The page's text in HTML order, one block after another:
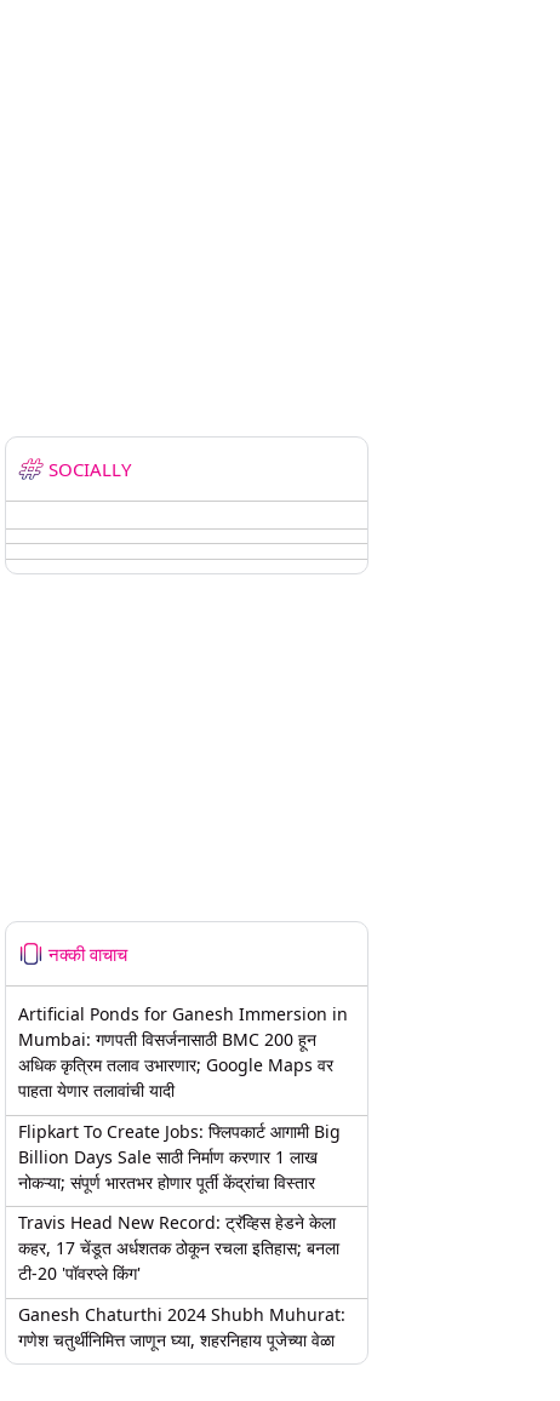
SOCIALLY
नक्की वाचाच
Artificial Ponds for Ganesh Immersion in
Mumbai: गणपती विसर्जनासाठी BMC 200 हून
अधिक कृत्रिम तलाव उभारणार; Google Maps वर
पाहता येणार तलावांची यादी
Flipkart To Create Jobs: फ्लिपकार्ट आगामी Big
Billion Days Sale साठी निर्माण करणार 1 लाख
नोकऱ्या; संपूर्ण भारतभर होणार पूर्ती केंद्रांचा विस्तार
Travis Head New Record: ट्रॅव्हिस हेडने केला
कहर, 17 चेंडूत अर्धशतक ठोकून रचला इतिहास; बनला
टी-20 'पॉवरप्ले किंग'
Ganesh Chaturthi 2024 Shubh Muhurat:
गणेश चतुर्थीनिमित्त जाणून घ्या, शहरनिहाय पूजेच्या वेळा